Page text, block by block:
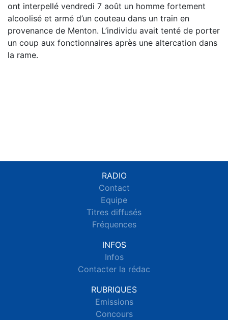
ont interpellé vendredi 7 août un homme fortement
alcoolisé et armé d’un couteau dans un train en
provenance de Menton. L’individu avait tenté de porter
un coup aux fonctionnaires après une altercation dans
la rame.
RADIO
Contact
Equipe
Titres diffusés
Fréquences
INFOS
Infos
Contacter la rédac
RUBRIQUES
Emissions
Concours